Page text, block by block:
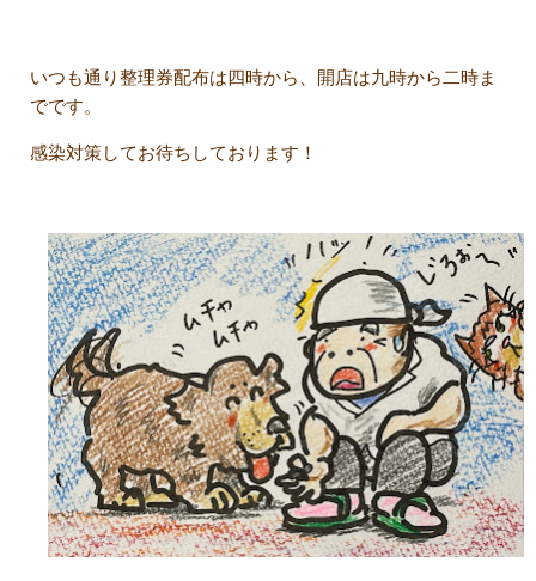
いつも通り整理券配布は四時から、開店は九時から二時ま
でです。
感染対策してお待ちしております！